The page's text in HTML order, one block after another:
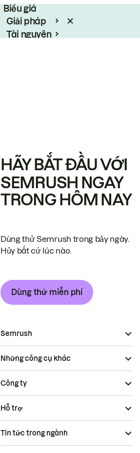
Biểu giá
Giải pháp
Tài nguyên
HÃY BẮT ĐẦU VỚI
SEMRUSH NGAY
TRONG HÔM NAY
Dùng thử Semrush trong bảy ngày.
Hủy bất cứ lúc nào.
Dùng thử miễn phí
Semrush
Những công cụ khác
Công ty
Hỗ trợ
Tin tức trong ngành